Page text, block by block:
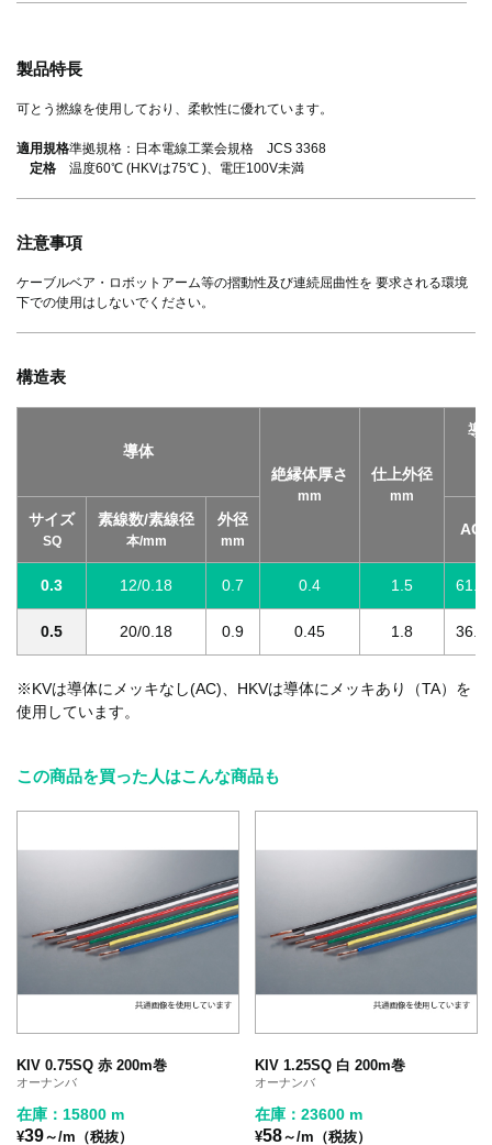
製品特長
可とう撚線を使用しており、柔軟性に優れています。
適用規格準拠規格：日本電線工業会規格 JCS 3368
定格
温度60℃ (HKVは75℃ )、電圧100V未満
注意事項
ケーブルベア・ロボットアーム等の摺動性及び連続屈曲性を 要求される環境
下での使用はしないでください。
構造表
導体
絶縁体厚さ
mm
仕上外径
mm
導
サイズ
SQ
素線数/素線径
本/mm
外径
mm
AC
0.3 12/0.18 0.7 0.4 1.5 61.1
0.5 20/0.18 0.9 0.45 1.8 36.7
※KVは導体にメッキなし(AC)、HKVは導体にメッキあり（TA）を
使用しています。
この商品を買った人はこんな商品も
KIV 0.75SQ 赤 200m巻
オーナンバ
在庫：15800 m
¥39～/m（税抜）
KIV 1.25SQ 白 200m巻
オーナンバ
在庫：23600 m
¥58～/m（税抜）